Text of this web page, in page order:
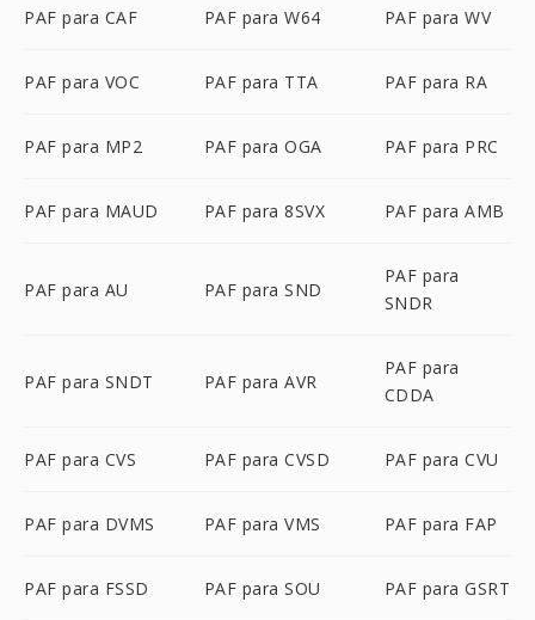
PAF para CAF PAF para W64 PAF para WV
PAF para VOC PAF para TTA PAF para RA
PAF para MP2 PAF para OGA PAF para PRC
PAF para MAUD PAF para 8SVX PAF para AMB
PAF para AU PAF para SND
PAF para
SNDR
PAF para SNDT PAF para AVR
PAF para
CDDA
PAF para CVS PAF para CVSD PAF para CVU
PAF para DVMS PAF para VMS PAF para FAP
PAF para FSSD PAF para SOU PAF para GSRT